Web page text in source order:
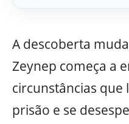
A descoberta
Zeynep começa a
circunstâncias que
prisão e se